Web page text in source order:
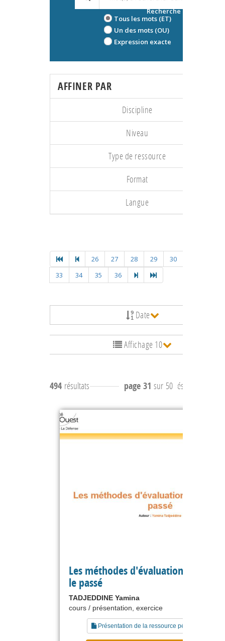
Tous les mots (ET)
Un des mots (OU)
Expression exacte
Recherche avancée
AFFINER PAR
Discipline
Niveau
Type de ressource
Format
Langue
26 27 28 29 30
33
34 35 36
Date
Affichage 10
494 résultats page 31 sur 50 résultats
Les méthodes d'évaluation fondées
le passé
TADJEDDINE Yamina
cours / présentation, exercice
Présentation de la ressource pédagogique